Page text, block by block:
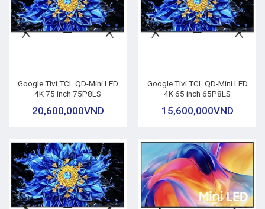
Google Tivi TCL QD-Mini LED
4K 75 inch 75P8LS
20,600,000VND
Google Tivi TCL QD-Mini LED
4K 65 inch 65P8LS
15,600,000VND